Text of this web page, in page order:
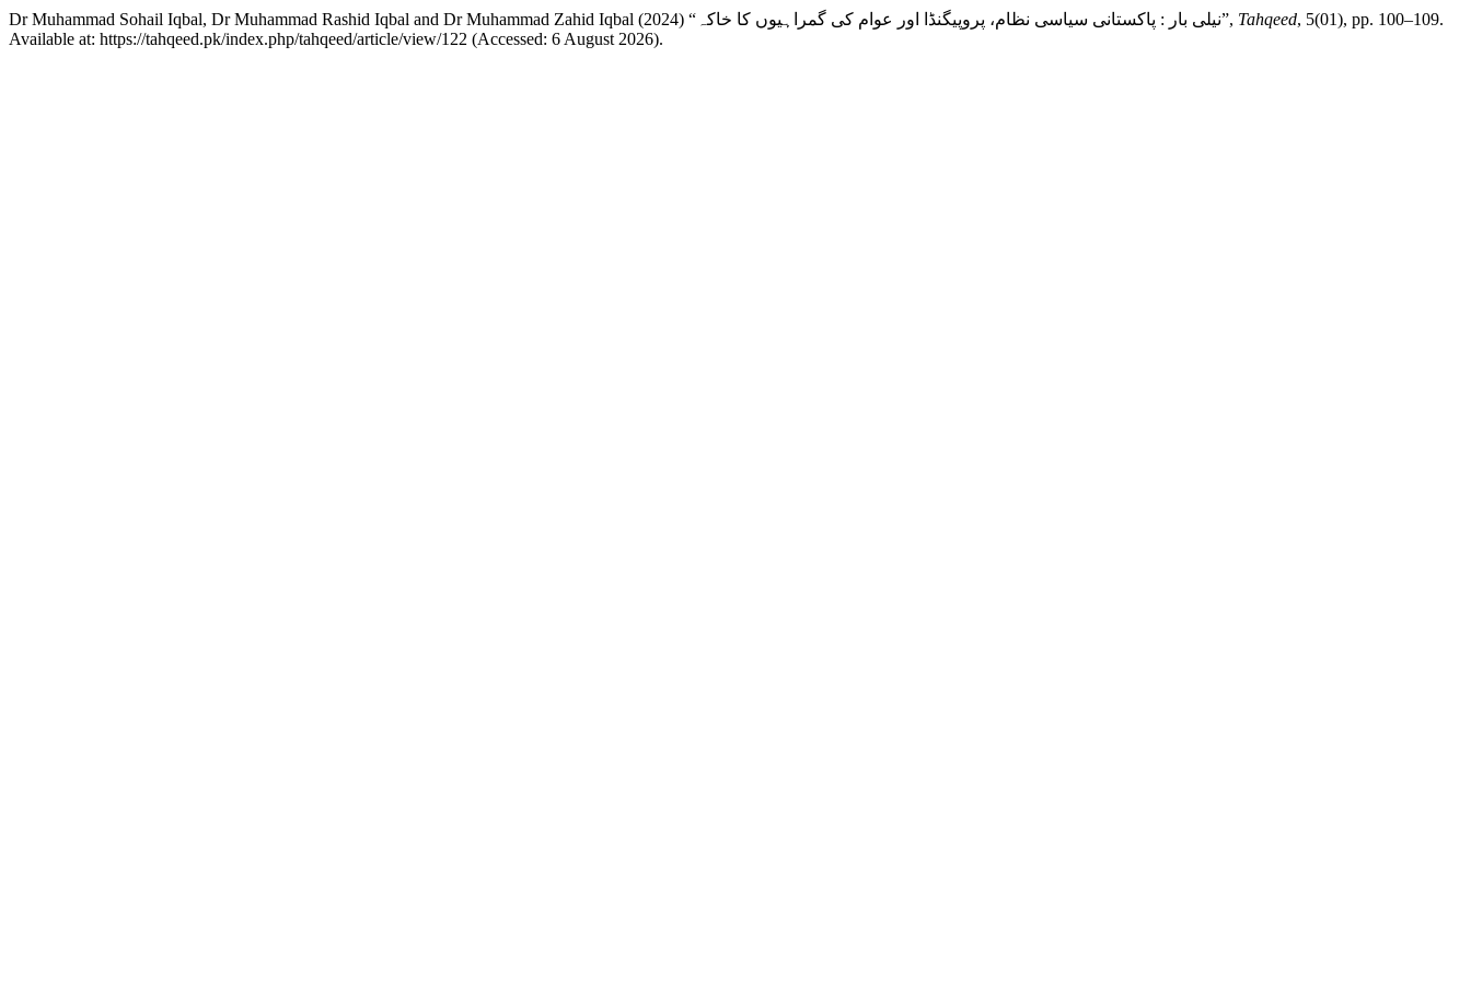
Dr Muhammad Sohail Iqbal, Dr Muhammad Rashid Iqbal and Dr Muhammad Zahid Iqbal (2024) “نیلی بار : پاکستانی سیاسی نظام، پروپیگنڈا اور عوام کی گمراہیوں کا خاکہ”, Tahqeed, 5(01), pp. 100–109.
Available at: https://tahqeed.pk/index.php/tahqeed/article/view/122 (Accessed: 6 August 2026).